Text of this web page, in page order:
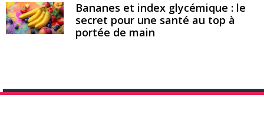
Bananes et index glycémique : le
secret pour une santé au top à
portée de main